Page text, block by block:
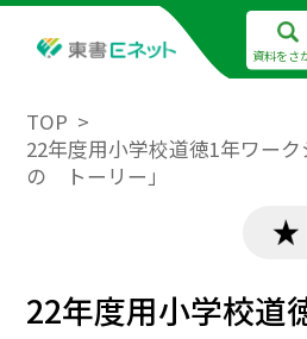
資料をさ
TOP
22年度用小学校道徳1年ワー
の トーリー」
22年度用小学校道